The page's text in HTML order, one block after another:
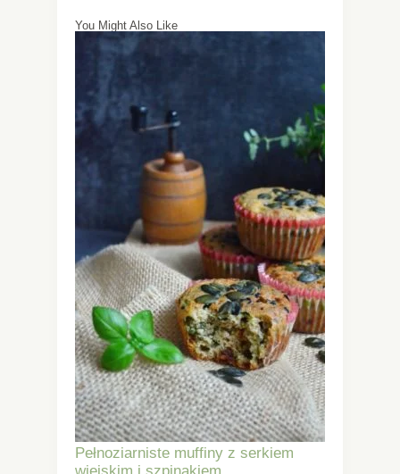
You Might Also Like
Pełnoziarniste muffiny z serkiem